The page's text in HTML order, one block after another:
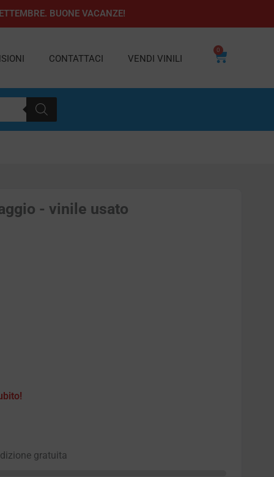
BUONE VACANZE!
CONTATTACI VENDI VINILI
0
Carrello
- vinile usato
gratuita